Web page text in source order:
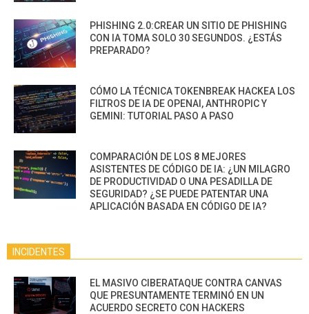
PHISHING 2.0:CREAR UN SITIO DE PHISHING
CON IA TOMA SOLO 30 SEGUNDOS. ¿ESTÁS
PREPARADO?
CÓMO LA TÉCNICA TOKENBREAK HACKEA LOS
FILTROS DE IA DE OPENAI, ANTHROPIC Y
GEMINI: TUTORIAL PASO A PASO
COMPARACIÓN DE LOS 8 MEJORES
ASISTENTES DE CÓDIGO DE IA: ¿UN MILAGRO
DE PRODUCTIVIDAD O UNA PESADILLA DE
SEGURIDAD? ¿SE PUEDE PATENTAR UNA
APLICACIÓN BASADA EN CÓDIGO DE IA?
INCIDENTES
EL MASIVO CIBERATAQUE CONTRA CANVAS
QUE PRESUNTAMENTE TERMINÓ EN UN
ACUERDO SECRETO CON HACKERS